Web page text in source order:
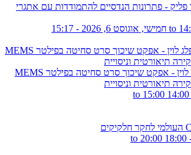
- פתרונות הנדסיים להתמודדות עם אתגרי
חמישי, אוגוסט 6, 2026 - 15:17
סמינר מחלקה של פלג לוין - אפקט שיכוך סרט סחיטה בפילטר MEMS
14:00
15:00
18:00
20:00